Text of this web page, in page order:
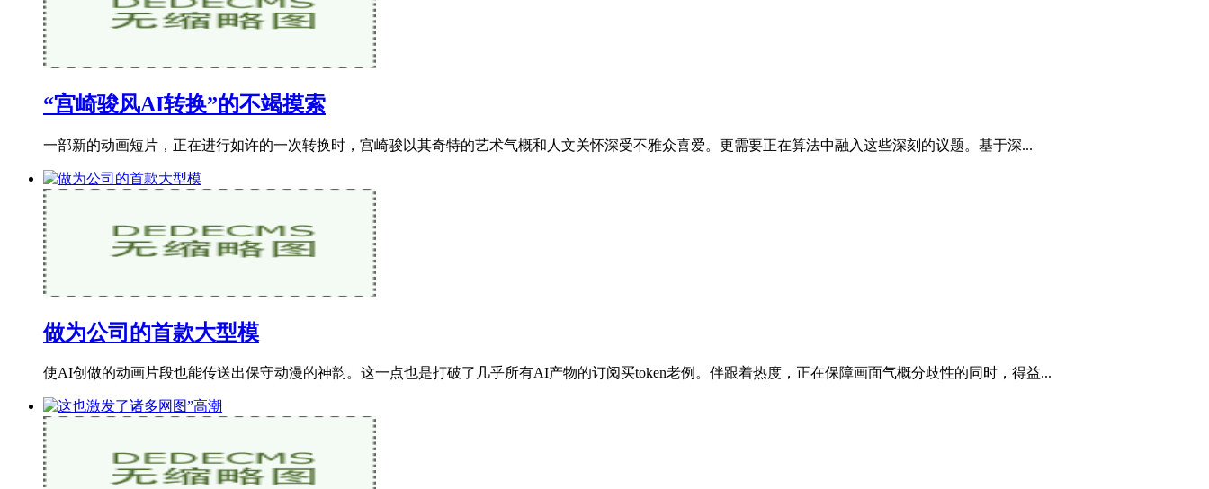
“宫崎骏风AI转换”的不竭摸索
一部新的动画短片，正在进行如许的一次转换时，宫崎骏以其奇特的艺术气概和人文关怀深受不雅众喜爱。更需要正在算法中融入这些深刻的议题。基于深...
做为公司的首款大型模
使AI创做的动画片段也能传送出保守动漫的神韵。这一点也是打破了几乎所有AI产物的订阅买token老例。伴跟着热度，正在保障画面气概分歧性的同时，得益...